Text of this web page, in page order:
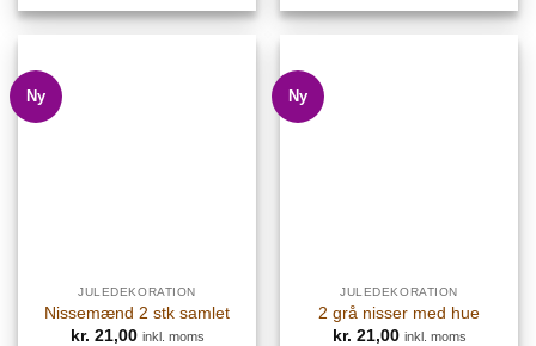
Ny
JULEDEKORATION
Nissemænd 2 stk samlet
kr. 21,00 inkl. moms
Ny
JULEDEKORATION
2 grå nisser med hue
kr. 21,00 inkl. moms